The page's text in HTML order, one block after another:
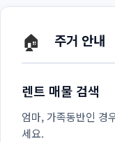
🏠 주거 안내
렌트 매물 검색
엄마, 가족동반인 경
세요.